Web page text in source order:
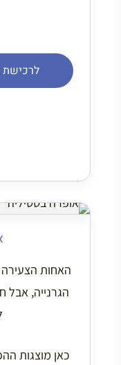
לרכישת
האחות הצעירה
הגרנייה, אבל
כאן מוצגות